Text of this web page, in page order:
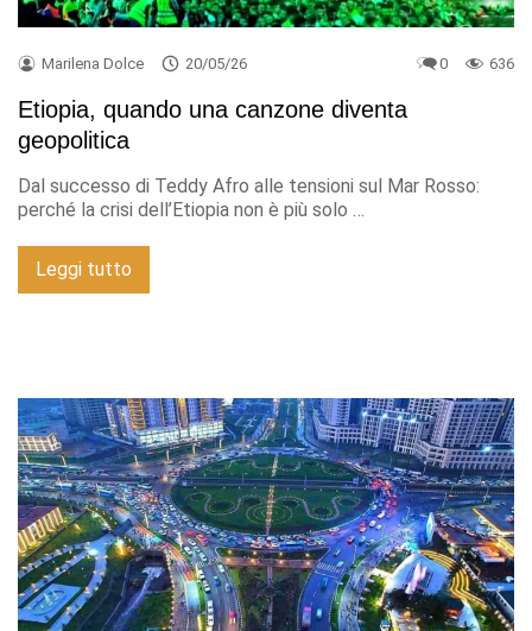
Marilena Dolce 20/05/26 0 636
Etiopia, quando una canzone diventa
geopolitica
Dal successo di Teddy Afro alle tensioni sul Mar Rosso:
perché la crisi dell’Etiopia non è più solo …
Leggi tutto